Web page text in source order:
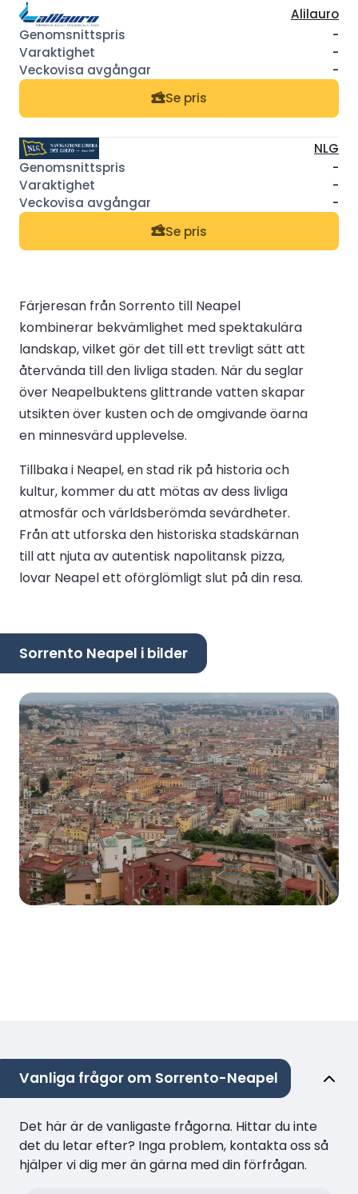
Alilauro
-
-
-
Se pris
NLG
-
-
-
Se pris
Färjeresan från Sorrento till Neapel
kombinerar bekvämlighet med spektakulära
landskap, vilket gör det till ett trevligt sätt att
återvända till den livliga staden. När du seglar
över Neapelbuktens glittrande vatten skapar
utsikten över kusten och de omgivande öarna
en minnesvärd upplevelse.
Tillbaka i Neapel, en stad rik på historia och
kultur, kommer du att mötas av dess livliga
atmosfär och världsberömda sevärdheter.
Från att utforska den historiska stadskärnan
till att njuta av autentisk napolitansk pizza,
lovar Neapel ett oförglömligt slut på din resa.
Sorrento Neapel i bilder
Vanliga frågor om Sorrento-Neapel
Det här är de vanligaste frågorna. Hittar du inte
det du letar efter? Inga problem, kontakta oss så
hjälper vi dig mer än gärna med din förfrågan.